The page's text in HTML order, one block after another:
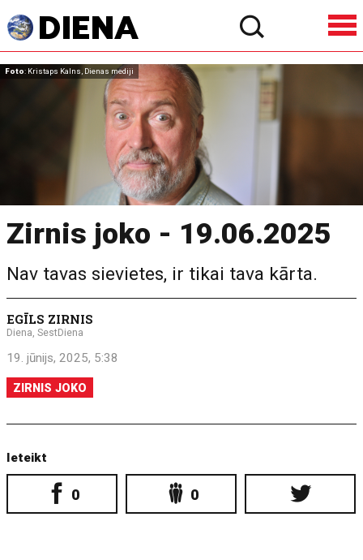
Foto: Kristaps Kalns, Dienas mediji
Zirnis joko - 19.06.2025
Nav tavas sievietes, ir tikai tava kārta.
EGĪLS ZIRNIS
Diena, SestDiena
19. jūnijs, 2025, 5:38
ZIRNIS JOKO
Ieteikt
0 0